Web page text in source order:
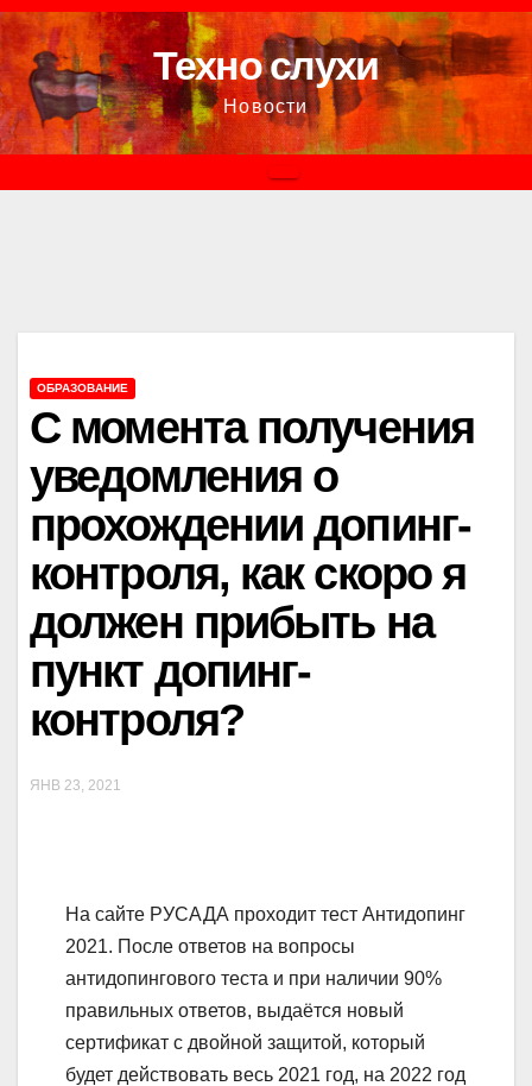
Перейти
к
содержимому
Техно слухи
Новости
ОБРАЗОВАНИЕ
С момента получения
уведомления о
прохождении допинг-
контроля, как скоро я
должен прибыть на
пункт допинг-
контроля?
ЯНВ 23, 2021
На сайте РУСАДА проходит тест Антидопинг
2021. После ответов на вопросы
антидопингового теста и при наличии 90%
правильных ответов, выдаётся новый
сертификат с двойной защитой, который
будет действовать весь 2021 год, на 2022 год